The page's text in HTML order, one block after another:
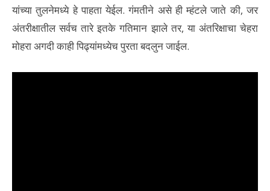
यांच्या तुलनेमध्ये हे पाहता येईल. गंमतीने असे ही म्हंटले जाते की, जर
अंतरीक्षातील सर्वच तारे इतके गतिमान झाले तर, या अंतरिक्षाचा चेहरा
मोहरा अगदी काही पिढ्यांमध्येच पुरता बदलुन जाईल.